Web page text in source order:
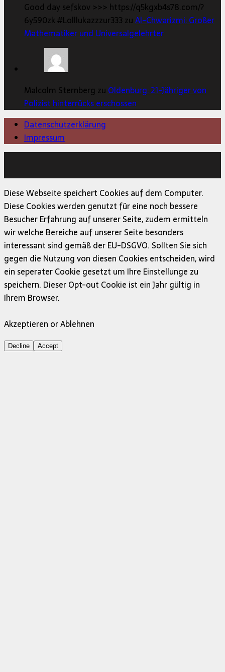
Good day sefskov >>> https://q5kgxb4s78.com/?
6y590zk #Lolllukazzzur333 zuAl-Chwarizmi: Großer
Mathematiker und Universalgelehrter
Malcolm Sternberg zu Oldenburg: 21-Jähriger von
Polizist hinterrücks erschossen
Datenschutzerklärung
Impressum
Diese Webseite speichert Cookies auf dem Computer.
Diese Cookies werden genutzt für eine noch bessere
Besucher Erfahrung auf unserer Seite, zudem ermitteln
wir welche Bereiche auf unserer Seite besonders
interessant sind gemäß der EU-DSGVO. Sollten Sie sich
gegen die Nutzung von diesen Cookies entscheiden, wird
ein seperater Cookie gesetzt um Ihre Einstellunge zu
speichern. Dieser Opt-out Cookie ist ein Jahr gültig in
Ihrem Browser.
Akzeptieren or Ablehnen
Decline Accept